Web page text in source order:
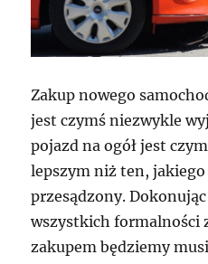
Zakup nowego
jest czymś niezwykle
pojazd na ogół jest
lepszym niż ten, jakiego
przesądzony.
wszystkich formalności
zakupem będziemy